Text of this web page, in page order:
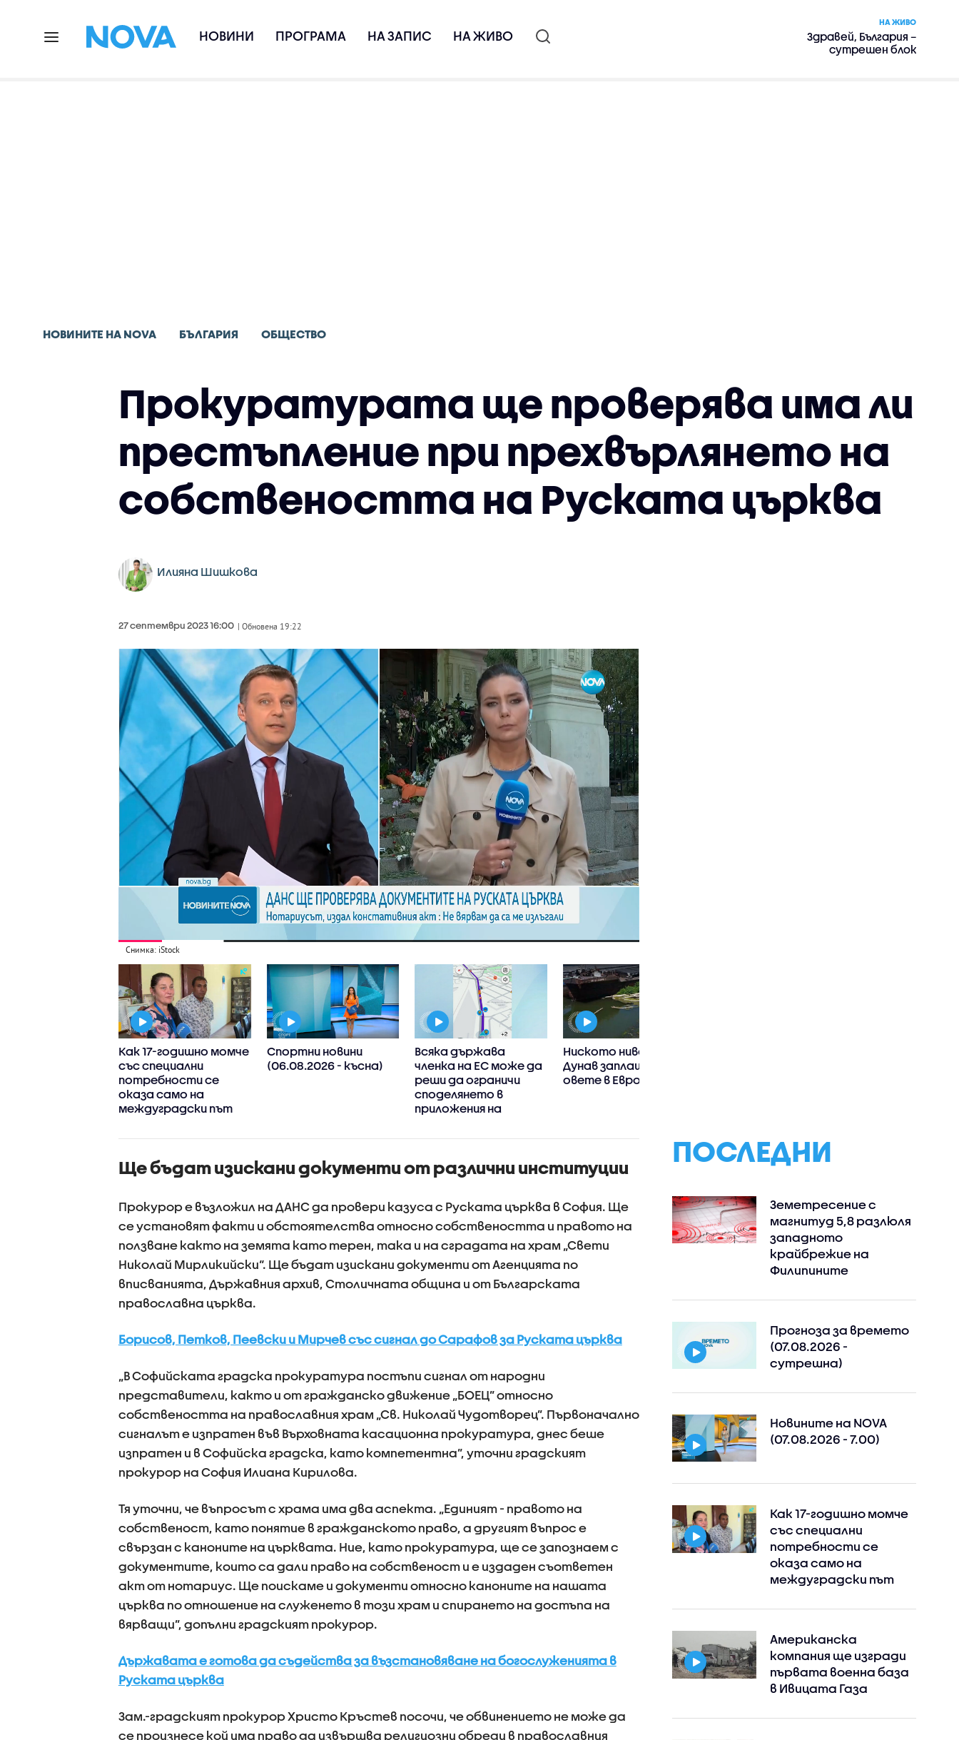
НОВИНИ ПРОГРАМА НА ЗАПИС НА ЖИВО
НА ЖИВО
Здравей, България –
сутрешен блок
НОВИНИТЕ НА NOVA БЪЛГАРИЯ ОБЩЕСТВО
Прокуратурата ще проверява има ли
престъпление при прехвърлянето на
собствеността на Руската църква
Илияна Шишкова
27 септември 2023 16:00 | Обновена 19:22
Снимка: iStock
Как 17-годишно момче
със специални
потребности се
оказа само на
междуградски път
Спортни новини
(06.08.2026 - късна)
Всяка държава
членка на ЕС може да
реши да ограничи
споделянето в
приложения на
проверки на пътя
Ниското ниво на
Дунав заплашва АЕЦ-
овете в Европа
Ще бъдат изискани документи от различни институции
Прокурор е възложил на ДАНС да провери казуса с Руската църква в София. Ще
се установят факти и обстоятелства относно собствеността и правото на
ползване както на земята като терен, така и на сградата на храм „Свети
Николай Мирликийски“. Ще бъдат изискани документи от Агенцията по
вписванията, Държавния архив, Столичната община и от Българската
православна църква.
Борисов, Петков, Пеевски и Мирчев със сигнал до Сарафов за Руската църква
„В Софийската градска прокуратура постъпи сигнал от народни
представители, както и от гражданско движение „БОЕЦ” относно
собствеността на православния храм „Св. Николай Чудотворец”. Първоначално
сигналът е изпратен във Върховната касационна прокуратура, днес беше
изпратен и в Софийска градска, като компетентна”, уточни градският
прокурор на София Илиана Кирилова.
Тя уточни, че въпросът с храма има два аспекта. „Единият - правото на
собственост, като понятие в гражданското право, а другият въпрос е
свързан с каноните на църквата. Ние, като прокуратура, ще се запознаем с
документите, които са дали право на собственост и е издаден съответен
акт от нотариус. Ще поискаме и документи относно каноните на нашата
църква по отношение на служенето в този храм и спирането на достъпа на
вярващи”, допълни градският прокурор.
Държавата е готова да съдейства за възстановяване на богослуженията в
Руската църква
Зам.-градският прокурор Христо Кръстев посочи, че обвинението не може да
се произнесе кой има право да извършва религиозни обреди в православния
ПОСЛЕДНИ
Земетресение с
магнитуд 5,8 разлюля
западното
крайбрежие на
Филипините
Прогноза за времето
(07.08.2026 -
сутрешна)
Новините на NOVA
(07.08.2026 - 7.00)
Как 17-годишно момче
със специални
потребности се
оказа само на
междуградски път
Американска
компания ще изгради
първата военна база
в Ивицата Газа